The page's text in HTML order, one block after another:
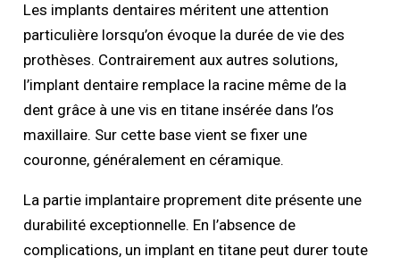
Les implants dentaires méritent une attention
particulière lorsqu’on évoque la durée de vie des
prothèses. Contrairement aux autres solutions,
l’implant dentaire remplace la racine même de la
dent grâce à une vis en titane insérée dans l’os
maxillaire. Sur cette base vient se fixer une
couronne, généralement en céramique.
La partie implantaire proprement dite présente une
durabilité exceptionnelle. En l’absence de
complications, un implant en titane peut durer toute